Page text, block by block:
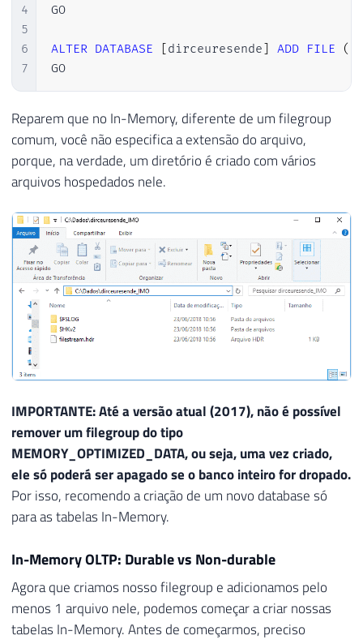
4
5
6
7
GO
ALTER DATABASE dirceuresende ADD FILE (
GO
Reparem que no In-Memory, diferente de um filegroup
comum, você não especifica a extensão do arquivo,
porque, na verdade, um diretório é criado com vários
arquivos hospedados nele.
IMPORTANTE: Até a versão atual (2017), não é possível
remover um filegroup do tipo
MEMORY_OPTIMIZED_DATA, ou seja, uma vez criado,
ele só poderá ser apagado se o banco inteiro for dropado.
Por isso, recomendo a criação de um novo database só
para as tabelas In-Memory.
In-Memory OLTP: Durable vs Non-durable
Agora que criamos nosso filegroup e adicionamos pelo
menos 1 arquivo nele, podemos começar a criar nossas
tabelas In-Memory. Antes de começarmos, preciso